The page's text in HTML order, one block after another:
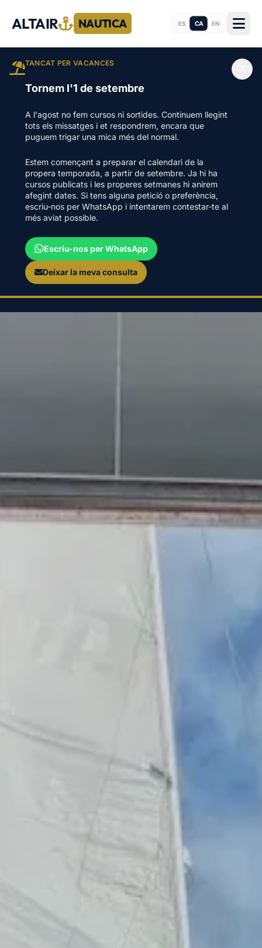
ALTAIR NAUTICA ES CA EN
TANCAT PER VACANCES
Tornem l'1 de setembre
A l'agost no fem cursos ni sortides. Continuem llegint
tots els missatges i et respondrem, encara que
puguem trigar una mica més del normal.
Estem començant a preparar el calendari de la
propera temporada, a partir de setembre. Ja hi ha
cursos publicats i les properes setmanes hi anirem
afegint dates. Si tens alguna petició o preferència,
escriu-nos per WhatsApp i intentarem contestar-te al
més aviat possible.
Escriu-nos per WhatsApp
Deixar la meva consulta